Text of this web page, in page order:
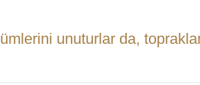
unuturlar da,